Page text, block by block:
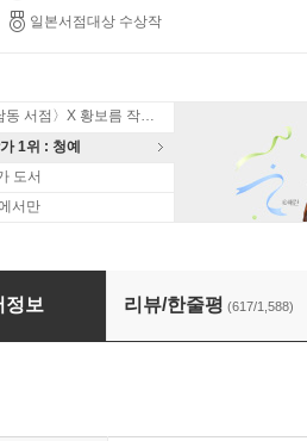
일본서점대상 수상작
1위 : 청예
도서
서만
정보 리뷰/한줄평 (617/1,588)